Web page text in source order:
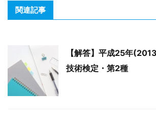
関連記事
【解答】平成25年
技術検定・第2種